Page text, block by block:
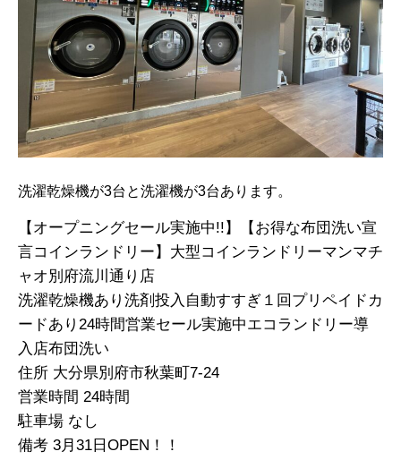
洗濯乾燥機が3台と洗濯機が3台あります。
【オープニングセール実施中!!】【お得な布団洗い宣
言コインランドリー】大型コインランドリーマンマチ
ャオ別府流川通り店
洗濯乾燥機あり洗剤投入自動すすぎ１回プリペイドカ
ードあり24時間営業セール実施中エコランドリー導
入店布団洗い
住所 大分県別府市秋葉町7-24
営業時間 24時間
駐車場 なし
備考 3月31日OPEN！！